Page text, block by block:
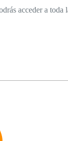
acceder a toda